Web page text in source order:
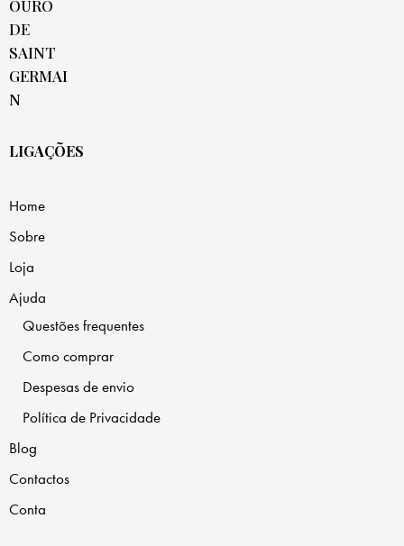
LIGAÇÕES
Home
Sobre
Loja
Ajuda
Questões frequentes
Como comprar
Despesas de envio
Política de Privacidade
Blog
Contactos
Conta